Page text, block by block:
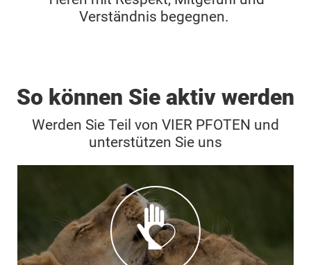
Verständnis begegnen.
So können Sie aktiv werden
Werden Sie Teil von VIER PFOTEN und
unterstützen Sie uns